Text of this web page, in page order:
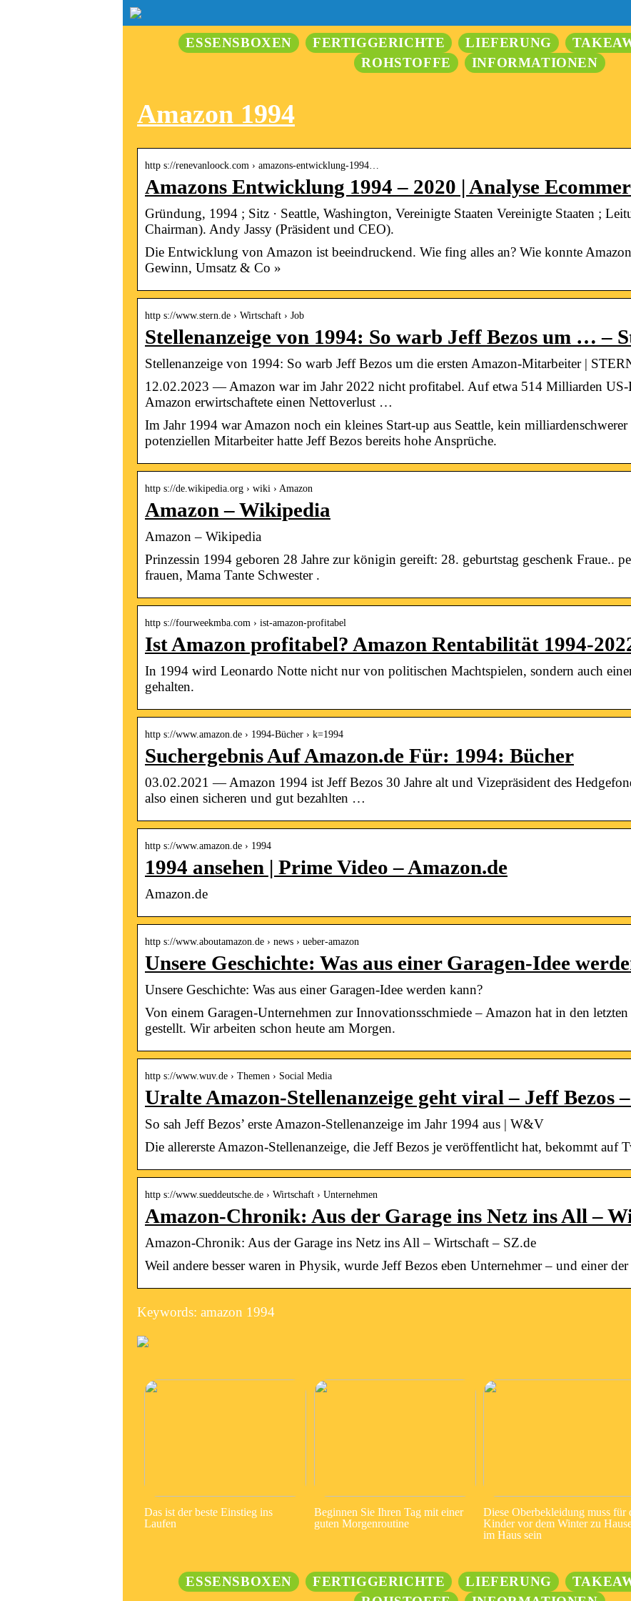
ESSENSBOXEN FERTIGGERICHTE LIEFERUNG
ROHSTOFFE
INFORMATIONEN
Amazon 1994
http s://renevanloock.com › amazons-entwicklung-1994…
Amazons Entwicklung 1994 – 2020 | Analyse
Gründung, 1994 ; Sitz · Seattle, Washington, Vereinigte Staaten Vereinigte Staaten ;
Chairman). Andy Jassy (Präsident und CEO).
Die Entwicklung von Amazon ist beeindruckend. Wie fing alles an? Wie konnte Amazon
Gewinn, Umsatz & Co »
http s://www.stern.de › Wirtschaft › Job
Stellenanzeige von 1994: So warb Jeff Bezos um … –
Stellenanzeige von 1994: So warb Jeff Bezos um die ersten Amazon-Mitarbeiter |
12.02.2023 — Amazon war im Jahr 2022 nicht profitabel. Auf etwa 514 Milliarden
Amazon erwirtschaftete einen Nettoverlust …
Im Jahr 1994 war Amazon noch ein kleines Start-up aus Seattle, kein
potenziellen Mitarbeiter hatte Jeff Bezos bereits hohe Ansprüche.
http s://de.wikipedia.org › wiki › Amazon
Amazon – Wikipedia
Amazon – Wikipedia
Prinzessin 1994 geboren 28 Jahre zur königin gereift: 28. geburtstag geschenk Fraue..
frauen, Mama Tante Schwester .
http s://fourweekmba.com › ist-amazon-profitabel
Ist Amazon profitabel? Amazon Rentabilität 1994-
In 1994 wird Leonardo Notte nicht nur von politischen Machtspielen, sondern auch
gehalten.
http s://www.amazon.de › 1994-Bücher › k=1994
Suchergebnis Auf Amazon.de Für: 1994: Bücher
03.02.2021 — Amazon 1994 ist Jeff Bezos 30 Jahre alt und Vizepräsident des
also einen sicheren und gut bezahlten …
http s://www.amazon.de › 1994
1994 ansehen | Prime Video – Amazon.de
Amazon.de
http s://www.aboutamazon.de › news › ueber-amazon
Unsere Geschichte: Was aus einer Garagen-Idee
Unsere Geschichte: Was aus einer Garagen-Idee werden kann?
Von einem Garagen-Unternehmen zur Innovationsschmiede – Amazon hat in den
gestellt. Wir arbeiten schon heute am Morgen.
http s://www.wuv.de › Themen › Social Media
Uralte Amazon-Stellenanzeige geht viral – Jeff Bezos
So sah Jeff Bezos’ erste Amazon-Stellenanzeige im Jahr 1994 aus | W&V
Die allererste Amazon-Stellenanzeige, die Jeff Bezos je veröffentlicht hat, bekommt auf
http s://www.sueddeutsche.de › Wirtschaft › Unternehmen
Amazon-Chronik: Aus der Garage ins Netz ins All –
Amazon-Chronik: Aus der Garage ins Netz ins All – Wirtschaft – SZ.de
Weil andere besser waren in Physik, wurde Jeff Bezos eben Unternehmer – und einer
Keywords: amazon 1994
Das ist der beste Einstieg ins
Laufen
Beginnen Sie Ihren Tag mit einer
guten Morgenroutine
Diese Oberbekleidung muss für
Kinder vor dem Winter zu
im Haus sein
ESSENSBOXEN FERTIGGERICHTE LIEFERUNG